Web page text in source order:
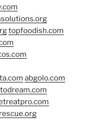
topfoodish.com
abgolo.com